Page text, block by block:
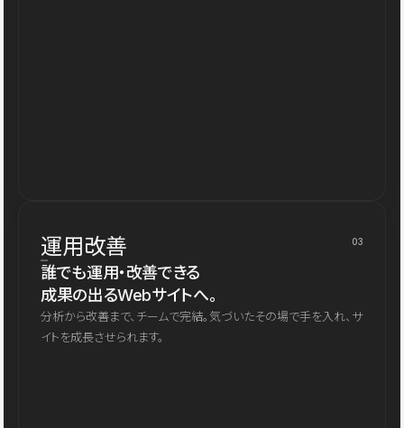
運用改善 03
誰でも運用・改善できる
成果の出るWebサイトへ。
分析から改善まで、チームで完結。気づいたその場で手を入れ、サ
イトを成長させられます。